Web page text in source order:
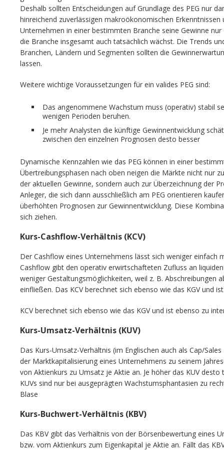
Deshalb sollten Entscheidungen auf Grundlage des PEG nur
hinreichend zuverlässigen makroökonomischen
Unternehmen in einer bestimmten Branche seine Gewinne
die Branche insgesamt auch tatsächlich wächst. Die Trends
Branchen, Ländern und Segmenten sollten die
lassen.
Weitere wichtige Voraussetzungen für ein valides PEG sind:
Das angenommene Wachstum muss (operativ) stabil
wenigen Perioden beruhen.
Je mehr Analysten die künftige Gewinnentwicklung
zwischen den einzelnen Prognosen desto besser
Dynamische Kennzahlen wie das PEG können in einer
Übertreibungsphasen nach oben neigen die Märkte nicht nur
der aktuellen Gewinne, sondern auch zur Überzeichnung der
Anleger, die sich dann ausschließlich am PEG orientieren
überhöhten Prognosen zur Gewinnentwicklung. Diese
sich ziehen.
Kurs-Cashflow-Verhältnis (KCV)
Der Cashflow eines Unternehmens lässt sich weniger einfach
Cashflow gibt den operativ erwirtschafteten Zufluss an
weniger Gestaltungsmöglichkeiten, weil z. B. Abschreibungen
einfließen. Das KCV berechnet sich ebenso wie das KGV und
KCV berechnet sich ebenso wie das KGV und ist ebenso zu
Kurs-Umsatz-Verhältnis (KUV)
Das Kurs-Umsatz-Verhältnis (im Englischen auch als Cap/
der Marktkapitalisierung eines Unternehmens zu seinem
von Aktienkurs zu Umsatz je Aktie an. Je höher das KUV
KUVs sind nur bei ausgeprägten Wachstumsphantasien zu
Blase
Kurs-Buchwert-Verhältnis (KBV)
Das KBV gibt das Verhältnis von der Börsenbewertung eines
bzw. vom Aktienkurs zum Eigenkapital je Aktie an. Fällt das